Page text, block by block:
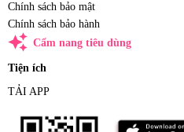
Chính sách bảo mật
Chính sách bảo hành
auto_awesome Cẩm nang tiêu dùng
Tiện ích
TẢI APP